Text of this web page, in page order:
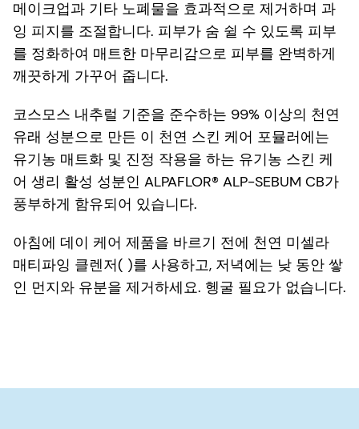
메이크업과 기타 노폐물을 효과적으로 제거하며 과
잉 피지를 조절합니다. 피부가 숨 쉴 수 있도록 피부
를 정화하여 매트한 마무리감으로 피부를 완벽하게
깨끗하게 가꾸어 줍니다.
코스모스 내추럴 기준을 준수하는 99% 이상의 천연
유래 성분으로 만든 이 천연 스킨 케어 포뮬러에는
유기농 매트화 및 진정 작용을 하는 유기농 스킨 케
어 생리 활성 성분인 ALPAFLOR® ALP-SEBUM CB가
풍부하게 함유되어 있습니다.
아침에 데이 케어 제품을 바르기 전에 천연 미셀라
매티파잉 클렌저( )를 사용하고, 저녁에는 낮 동안 쌓
인 먼지와 유분을 제거하세요. 헹굴 필요가 없습니다.